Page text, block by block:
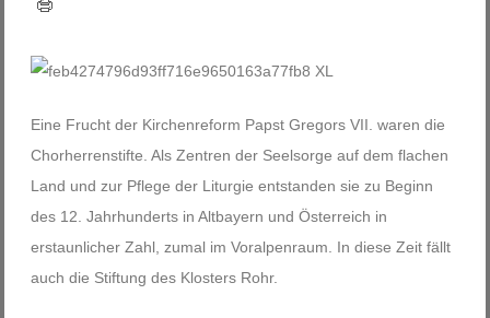
Eine Frucht der Kirchenreform Papst Gregors VII. waren die
Chorherrenstifte. Als Zentren der Seelsorge auf dem flachen
Land und zur Pflege der Liturgie entstanden sie zu Beginn
des 12. Jahrhunderts in Altbayern und Österreich in
erstaunlicher Zahl, zumal im Voralpenraum. In diese Zeit fällt
auch die Stiftung des Klosters Rohr.